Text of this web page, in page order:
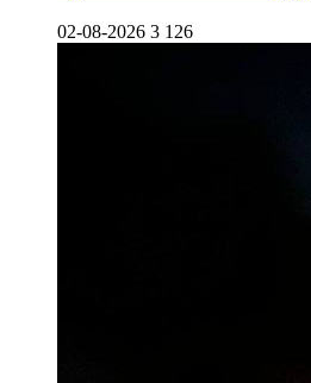
02-08-2026 3 126